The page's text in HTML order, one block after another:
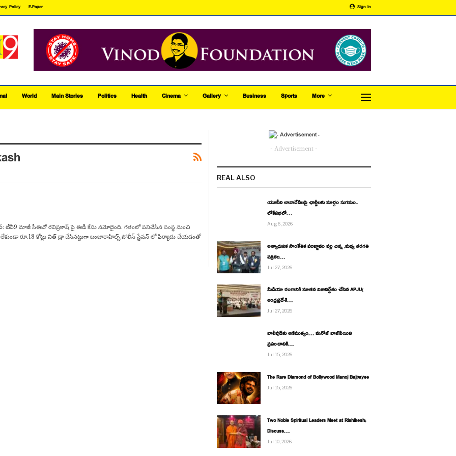
Sign In
Policy E-Paper
World Main Stories Politics Health Cinema Gallery Business Sports More
మాజీ సీఈవో రవిప్రకాష్ పై ఈడీ కేసు నమోదైంది. గతంలో పనిచేసిన సంస్థ నుంచి
రూ.18 కోట్లు విత్ డ్రా చేసినట్టుగా బంజారాహిల్స్ పోలీస్ స్టేషన్ లో ఫిర్యాదు చేయడంతో
- Advertisement -
REAL ALSO
యూపీఐ లావాదేవీలపై ఛార్జీలకు మార్గం సుగమం..
లోక్‌సభలో…
Aug 6, 2026
అత్యాధునిక సాంకేతిక పరిజ్ఞానం వల్ల చిన్న ,మధ్య తరగతి
పత్రికల…
Jul 27, 2026
మీడియా రంగానికి నూతన దిశానిర్దేశం చేసిన APJU(
ఆంధ్రప్రదేశ్…
Jul 27, 2026
బాలీవుడ్‌కు ఆణిముత్యం… మనోజ్ బాజ్‌పేయిని
ప్రపంచానికి…
Jul 15, 2026
The Rare Diamond of Bollywood Manoj Bajpayee
Jul 15, 2026
Two Noble Spiritual Leaders Meet at Rishikesh;
Discuss…
Jul 10, 2026